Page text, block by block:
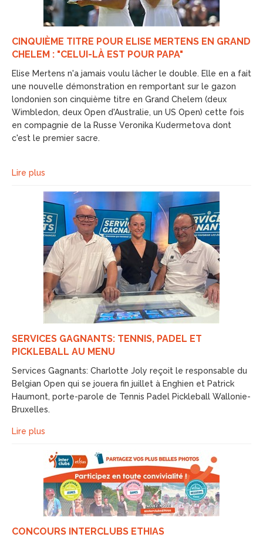
CINQUIÈME TITRE POUR ELISE MERTENS EN GRAND
CHELEM : "CELUI-LÀ EST POUR PAPA"
Elise Mertens n'a jamais voulu lâcher le double. Elle en a fait
une nouvelle démonstration en remportant sur le gazon
londonien son cinquième titre en Grand Chelem (deux
Wimbledon, deux Open d'Australie, un US Open) cette fois
en compagnie de la Russe Veronika Kudermetova dont
c'est le premier sacre.
Lire plus
SERVICES GAGNANTS: TENNIS, PADEL ET
PICKLEBALL AU MENU
Services Gagnants: Charlotte Joly reçoit le responsable du
Belgian Open qui se jouera fin juillet à Enghien et Patrick
Haumont, porte-parole de Tennis Padel Pickleball Wallonie-
Bruxelles.
Lire plus
CONCOURS INTERCLUBS ETHIAS